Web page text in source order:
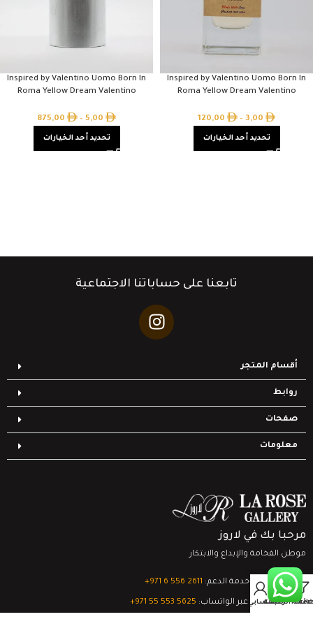
Inspired by Valentino Uomo Born In
Roma Yellow Dream Valentino
3,00
–
120,00
تحديد أحد الخيارات
Inspired by Valentino Uomo Born In
Roma Yellow Dream Valentino
5,00
–
875,00
تحديد أحد الخيارات
تابعنا على حساباتنا الاجتماعية
أقسام المتجر
روابط
صفحات
معلومات
مرحبا بك في لاروز
موطن الفخامة والإبداع والابتكار
تواصل مع خدمة الدعم: ‎+971 6 556 2611
الدعم الفني عبر الواتساب: ‎+971 55 553 5625 قائمة الرغبات
0
السلةحسابي